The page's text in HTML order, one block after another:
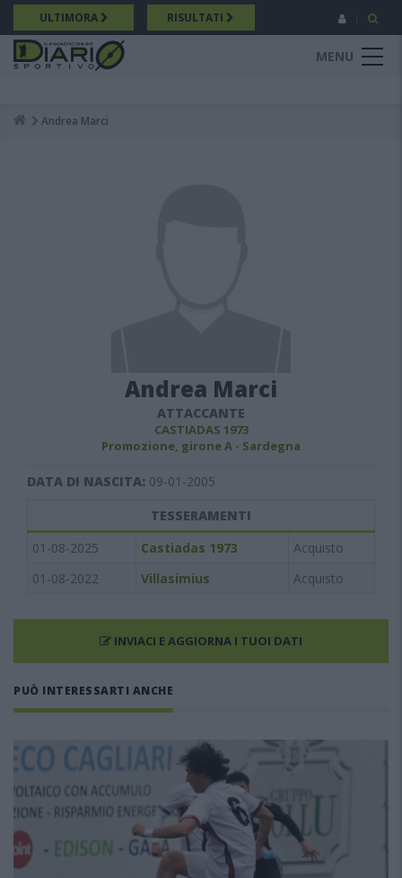
Salta
al
contenuto
principale
ULTIMORA RISULTATI
MENU
Breadcrumb
Andrea Marci
Andrea Marci
ATTACCANTE
CASTIADAS 1973
Promozione, girone A - Sardegna
DATA DI NASCITA: 09-01-2005
TESSERAMENTI
01-08-2025
Castiadas 1973
Acquisto
01-08-2022
Villasimius Acquisto
INVIACI E AGGIORNA I TUOI DATI
PUÒ INTERESSARTI ANCHE